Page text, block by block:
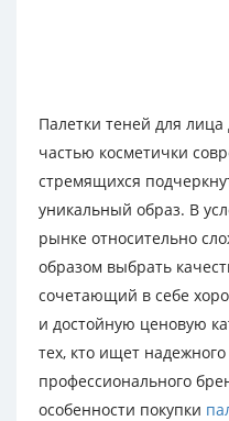
Палетки теней для
частью косметички
стремящихся
уникальный образ. В
рынке относительно
образом выбрать
сочетающий в себе
и достойную ценовую
тех, кто ищет
профессионального
особенности покупки